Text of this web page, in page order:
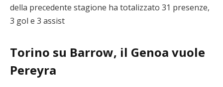
della precedente stagione ha totalizzato 31 presenze,
3 gol e 3 assist
Torino su Barrow, il Genoa vuole
Pereyra